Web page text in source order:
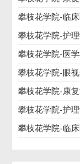
攀枝花学院-临
攀枝花学院-护
攀枝花学院-医
攀枝花学院-眼
攀枝花学院-康
攀枝花学院-护
攀枝花学院-临